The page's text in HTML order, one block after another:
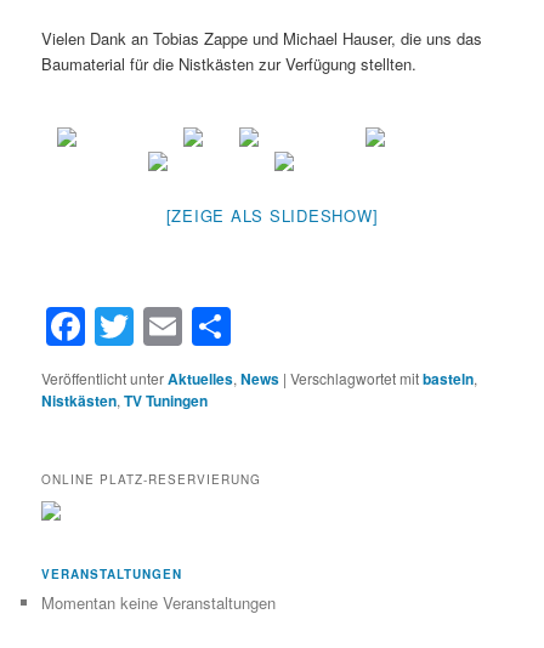
Vielen Dank an Tobias Zappe und Michael Hauser, die uns das
Baumaterial für die Nistkästen zur Verfügung stellten.
[ZEIGE ALS SLIDESHOW]
Facebook
Twitter
Email
Veröffentlicht unterAktuelles,News |Verschlagwortet mitbasteln,
Nistkästen,TV Tuningen
ONLINE PLATZ-RESERVIERUNG
VERANSTALTUNGEN
Momentan keine Veranstaltungen